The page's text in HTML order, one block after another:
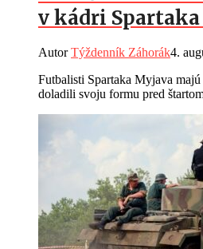
v kádri Spartaka
AutorTýždenník Záhorák4.
Futbalisti Spartaka Myjava
doladili svoju formu pred